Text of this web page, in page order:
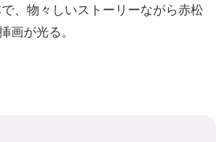
、物々しいストーリーながら赤松
画が光る。